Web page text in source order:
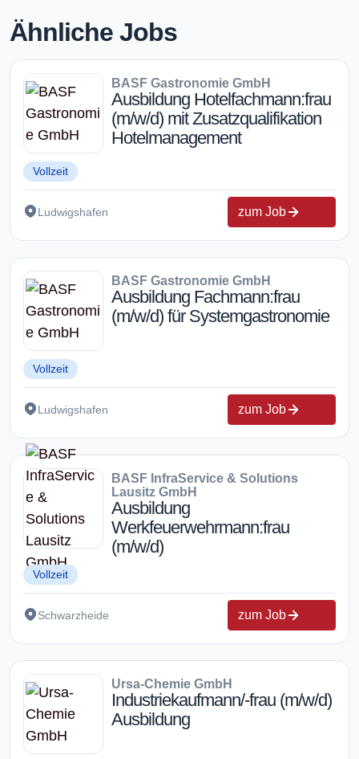
Ähnliche Jobs
BASF Gastronomie GmbH
Ausbildung Hotelfachmann:frau
(m/w/d) mit Zusatzqualifikation
Hotelmanagement
Vollzeit
Ludwigshafen zum Job
BASF Gastronomie GmbH
Ausbildung Fachmann:frau
(m/w/d) für Systemgastronomie
Vollzeit
Ludwigshafen zum Job
BASF InfraService & Solutions
Lausitz GmbH
Ausbildung
Werkfeuerwehrmann:frau
(m/w/d)
Vollzeit
Schwarzheide zum Job
Ursa-Chemie GmbH
Industriekaufmann/-frau (m/w/d)
Ausbildung